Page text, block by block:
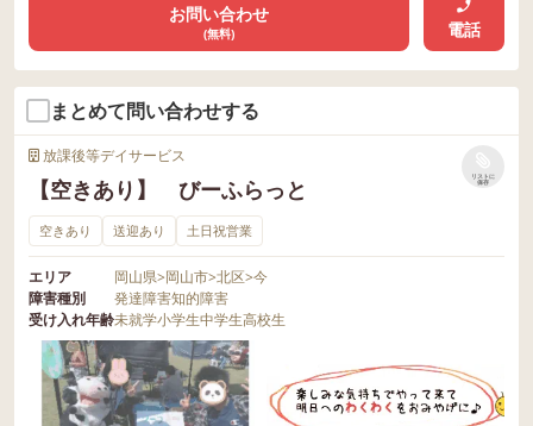
お問い合わせ
(無料) 電話
まとめて問い合わせする
放課後等デイサービス
【空きあり】 びーふらっと
リストに
保存
空きあり 送迎あり 土日祝営業
エリア 岡山県>岡山市>北区>今
障害種別
発達障害知的障害
受け入れ年齢未就学小学生中学生高校生